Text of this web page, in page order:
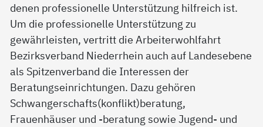
denen professionelle Unterstützung hilfreich ist.
Um die professionelle Unterstützung zu
gewährleisten, vertritt die Arbeiterwohlfahrt
Bezirksverband Niederrhein auch auf Landesebene
als Spitzenverband die Interessen der
Beratungseinrichtungen. Dazu gehören
Schwangerschafts(konflikt)beratung,
Frauenhäuser und -beratung sowie Jugend- und